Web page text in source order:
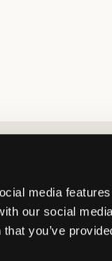
media
our social
you’ve